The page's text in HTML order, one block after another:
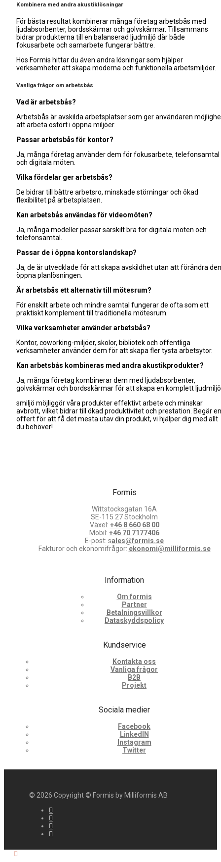
Kombinera med andra akustiklösningar
För bästa resultat kombinerar många företag arbetsbås med
ljudabsorbenter, bordsskärmar och golvskärmar. Tillsammans
bidrar produkterna till en balanserad ljudmiljö där både
fokusarbete och samarbete fungerar bättre.
Hos Formis hittar du även andra lösningar som hjälper
verksamheter att skapa moderna och funktionella arbetsmiljöer.
Vanliga frågor om arbetsbås
Vad är arbetsbås?
Arbetsbås är avskilda arbetsplatser som ger användaren
att arbeta ostört i öppna miljöer.
Passar arbetsbås för kontor?
Ja, många företag använder dem för fokusarbete, telefonsamtal
och digitala möten.
Vilka fördelar ger arbetsbås?
De bidrar till bättre arbetsro, minskade störningar och ökad
flexibilitet på arbetsplatsen.
Kan arbetsbås användas för videomöten?
Ja, många modeller passar särskilt bra för digitala möten och
telefonsamtal.
Passar de i öppna kontorslandskap?
Ja, de är utvecklade för att skapa avskildhet utan att förändra den
öppna planlösningen.
Är arbetsbås ett alternativ till mötesrum?
För enskilt arbete och mindre samtal fungerar de ofta som ett
praktiskt komplement till traditionella mötesrum.
Vilka verksamheter använder arbetsbås?
Kontor, coworking-miljöer, skolor, bibliotek och offentliga
verksamheter använder dem för att skapa fler tysta arbetsytor.
Kan arbetsbås kombineras med andra akustikprodukter?
Ja, många företag kombinerar dem med ljudabsorbenter,
golvskärmar och bordsskärmar för att skapa en komplett
smiljö möjliggör våra produkter effektivt arbete och minskar
avbrott, vilket bidrar till ökad produktivitet och prestation. Begär en
offert för att få det mesta utav din produkt, vi hjälper dig med allt
du behöver!
Formis
Wittstocksgatan 16A
SE-115 27 Stockholm
Växel: +46 8 660 68 00
Mobil: +46 70 7177406
E-post: sales@formis.se
Fakturor och ekonomifrågor: ekonomi@milliformis.se
Information
Om formis
Partner
Betalningsvillkor
Dataskyddspolicy
Kundservice
Kontakta oss
Vanliga frågor
B2B
Projekt
Sociala medier
Facebook
LinkedIN
Instagram
Twitter
© 2026 Copyright © Formis by Milliformis AB